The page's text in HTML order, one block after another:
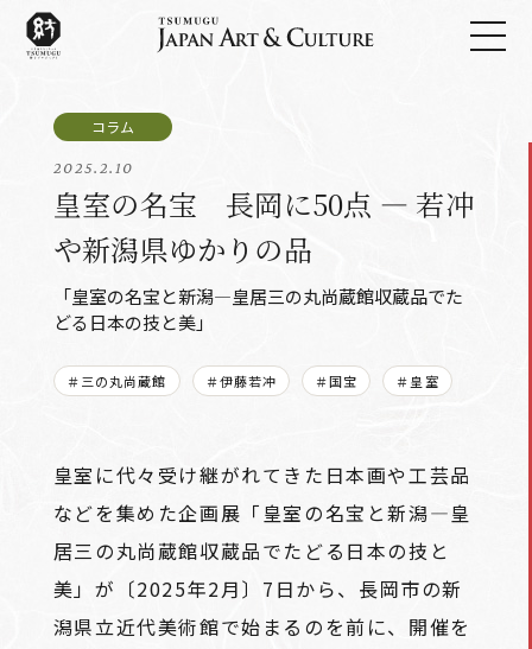
2025.2.10
皇室の名宝 長岡に50点 ― 若冲
や新潟県ゆかりの品
「皇室の名宝と新潟―皇居三の丸尚蔵館収蔵品でた
どる日本の技と美」
＃三の丸尚蔵館 ＃伊藤若冲 ＃国宝 ＃皇室
皇室に代々受け継がれてきた日本画や工芸品
などを集めた企画展「皇室の名宝と新潟―皇
居三の丸尚蔵館収蔵品でたどる日本の技と
美」が〔2025年2月〕7日から、長岡市の新
潟県立近代美術館で始まるのを前に、開催を